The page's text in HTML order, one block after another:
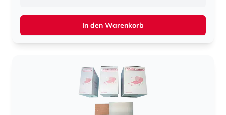
In den Warenkorb